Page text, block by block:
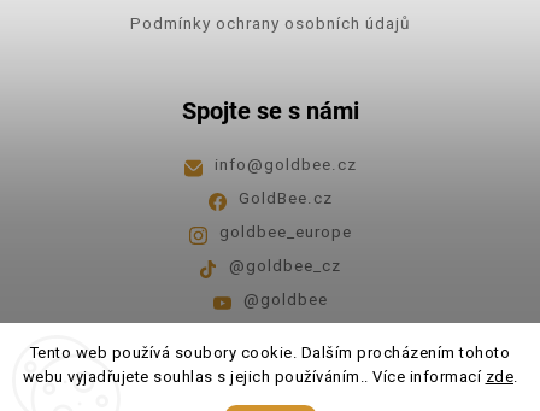
Tento web používá soubory cookie. Dalším procházením tohoto
webu vyjadřujete souhlas s jejich používáním.. Více informací zde.
Podmínky ochrany osobních údajů
Spojte se s námi
info@goldbee.cz
GoldBee.cz
goldbee_europe
@goldbee_cz
@goldbee
Pondělí - pátek 8:00-14:00